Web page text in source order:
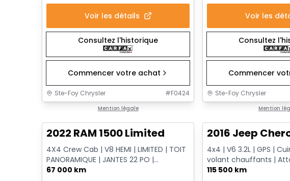
Voir les détails
Consultez l'historique
Commencer votre achat
Ste-Foy Chrysler #F0424
Mention légale
Voir les
Consultez
Commencer
Ste-Foy Chrysler
Mention
Très bonne offre
2022 RAM 1500 Limited
4X4 Crew Cab | V8 HEMI | LIMITED | TOIT
PANORAMIQUE | JANTES 22 PO |
REMORQUAGE | NOIR CRISTAL
67 000 km
Très bonne offre
2016 Jeep
4x4 | V6 3.2L | GPS |
volant chauffants |
| Démarrage à distance
115 500 km